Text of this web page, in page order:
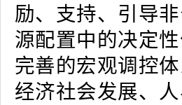
励、支持、引导
源配置中的决定
完善的宏观调控
经济社会发展、